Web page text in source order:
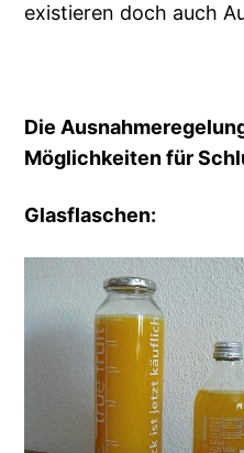
existieren doch auch
Die
Möglichkeiten für
Glasflaschen: